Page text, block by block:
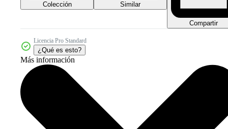
Colección Similar
Compartir
Licencia Pro Standard
¿Qué es esto?
Más información